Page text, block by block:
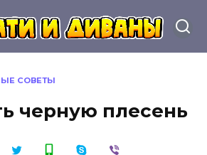
СОВЕТЫ
черную плесень